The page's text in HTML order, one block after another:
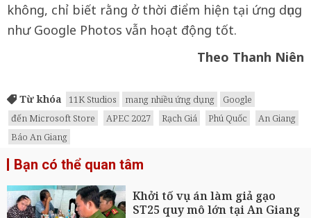
không, chỉ biết rằng ở thời điểm hiện tại ứng dụng
như Google Photos vẫn hoạt động tốt.
Theo Thanh Niên
Từ khóa 11K Studios mang nhiều ứng dụng
Google
đến Microsoft Store
APEC 2027 Rạch Giá Phú Quốc
An Giang
Báo An Giang
Bạn có thể quan tâm
Khởi tố vụ án làm giả gạo
ST25 quy mô lớn tại An Giang